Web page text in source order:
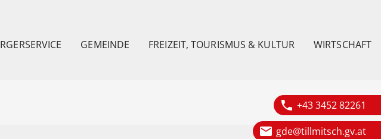
GEMEINDE FREIZEIT, TOURISMUS & KULTUR WIRTSCHAFT
phone +43 3452 82261
email gde@tillmitsch.gv.at